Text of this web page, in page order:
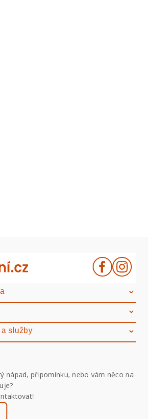
služby
nápad, připomínku, nebo vám něco na